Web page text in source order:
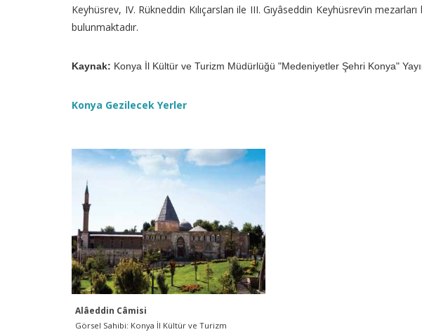
Keyhüsrev, IV. Rükneddin Kılıçarslan ile III. Gıyâseddin Keyhüsrev’in
bulunmaktadır.
Kaynak: Konya İl Kültür ve Turizm Müdürlüğü "Medeniyetler Şehri Konya"
Konya Gezilecek Yerler
Alâeddin Câmisi
Görsel Sahibi: Konya İl Kültür ve Turizm